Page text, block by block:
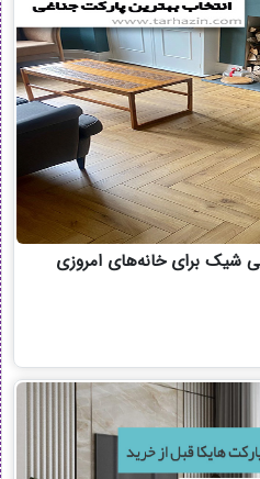
شیک برای خانه‌های امروزی